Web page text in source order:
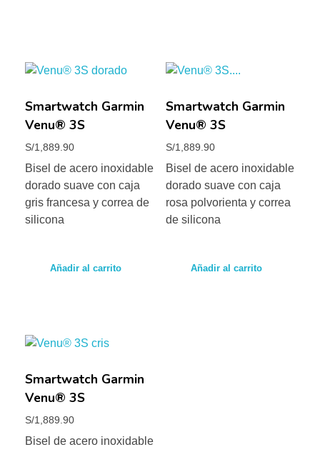
Smartwatch Garmin
Venu® 3S
S/1,889.90
Bisel de acero inoxidable
dorado suave con caja
gris francesa y correa de
silicona
Añadir al carrito
Smartwatch Garmin
Venu® 3S
S/1,889.90
Bisel de acero inoxidable
dorado suave con caja
rosa polvorienta y correa
de silicona
Añadir al carrito
Smartwatch Garmin
Venu® 3S
S/1,889.90
Bisel de acero inoxidable